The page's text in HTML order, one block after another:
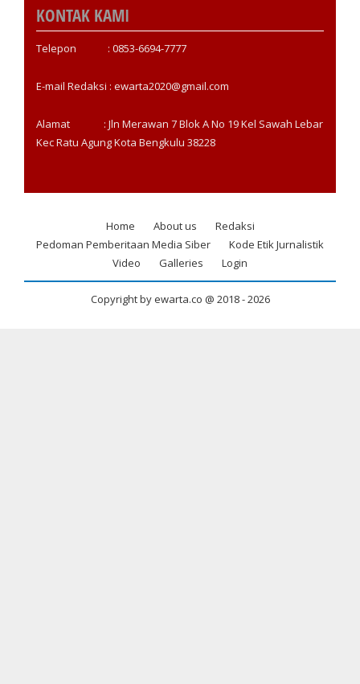
KONTAK KAMI
Telepon : 0853-6694-7777
E-mail Redaksi : ewarta2020@gmail.com
Alamat : Jln Merawan 7 Blok A No 19 Kel Sawah Lebar
Kec Ratu Agung Kota Bengkulu 38228
Footer
Home About us
Redaksi
Pedoman Pemberitaan Media Siber
Kode Etik Jurnalistik
Video
Galleries Login
Copyright by ewarta.co @ 2018 -2026